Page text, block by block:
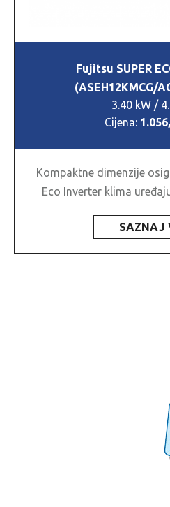
Fujitsu SUPER
(ASEH12KMCG/
3.40 kW /
Cijena:
Kompaktne dimenzije
Eco Inverter klima
SAZNAJ